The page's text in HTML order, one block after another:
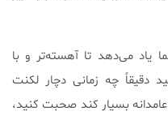
یاد می‌دهد تا آهسته‌تر و با
دقیقاً چه زمانی دچار لکنت
بسیار کند صحبت کنید،